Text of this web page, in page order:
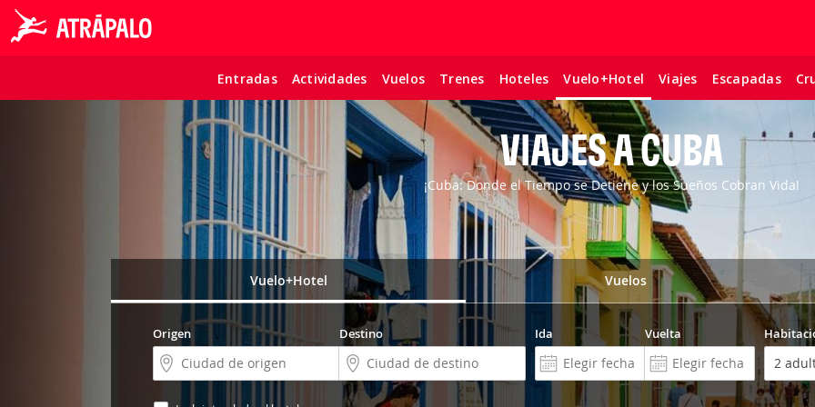
Entradas Actividades Vuelos Trenes Hoteles Vuelo+Hotel Viajes Escapadas
VIAJES A CUBA
¡Cuba: Donde el Tiempo se Detiene y los Sueños Cobran Vida!
Vuelo+Hotel Vuelos
Origen Destino Ida Vuelta